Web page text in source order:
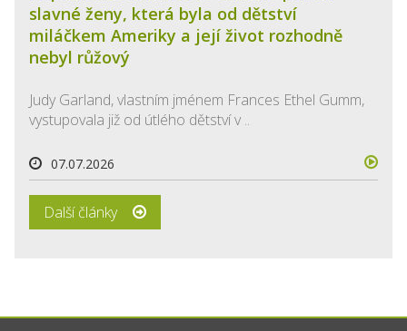
slavné ženy, která byla od dětství
miláčkem Ameriky a její život rozhodně
nebyl růžový
Judy Garland, vlastním jménem Frances Ethel Gumm,
vystupovala již od útlého dětství v ..
07.07.2026
Další články